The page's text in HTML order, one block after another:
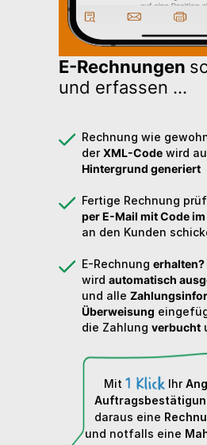
Mit Ihr
daraus eine
und notfalls eine
E-Rechnungen
und erfassen ...
Rechnung wie
derXML-Code wird
Hintergrund generiert
Fertige Rechnung
per E-Mail mit Code
an den Kunden
E-Rechnung erhalten?
wird automatisch
und alle
Überweisung
die Zahlung verbucht